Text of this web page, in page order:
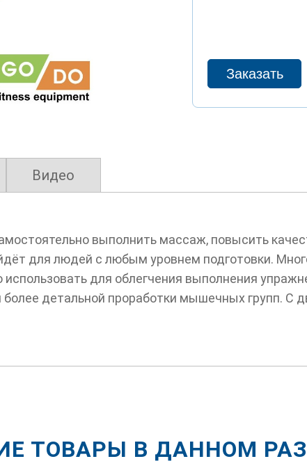
Видео
выполнить массаж, повысить
для людей с любым уровнем подготовки.
использовать для облегчения выполнения
детальной проработки мышечных групп. С
ТОВАРЫ В ДАННОМ